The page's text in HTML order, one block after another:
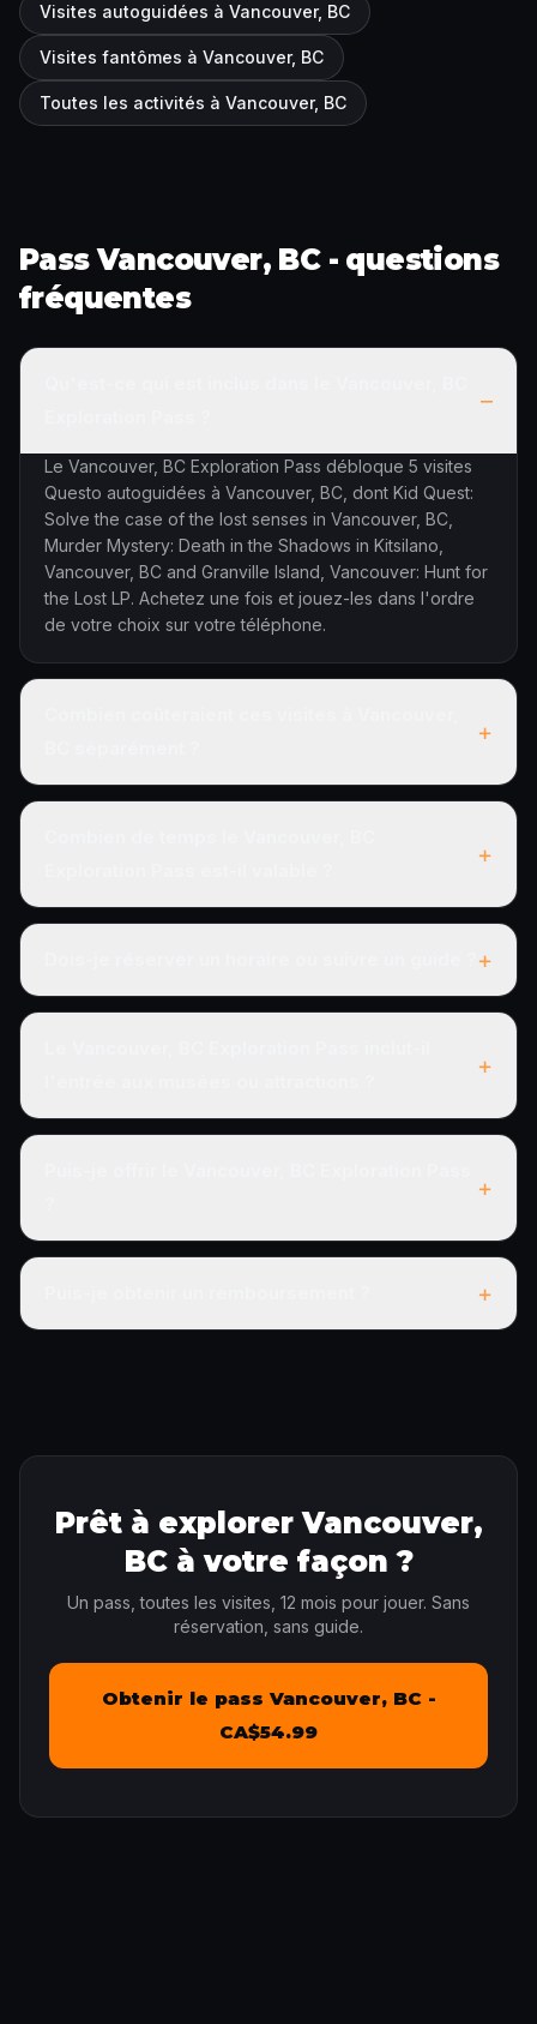
Visites autoguidées à Vancouver, BC
Visites fantômes à Vancouver, BC
Toutes les activités à Vancouver, BC
Pass Vancouver, BC - questions
fréquentes
–
Le Vancouver, BC Exploration Pass débloque 5 visites
Questo autoguidées à Vancouver, BC, dont Kid Quest:
Solve the case of the lost senses in Vancouver, BC,
Murder Mystery: Death in the Shadows in Kitsilano,
Vancouver, BC and Granville Island, Vancouver: Hunt for
the Lost LP. Achetez une fois et jouez-les dans l'ordre
de votre choix sur votre téléphone.
+
+
+
+
+
+
Prêt à explorer Vancouver,
BC à votre façon ?
Un pass, toutes les visites, 12 mois pour jouer. Sans
réservation, sans guide.
Obtenir le pass Vancouver, BC -
CA$54.99